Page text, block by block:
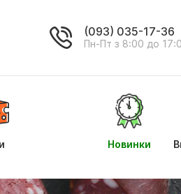
(093) 035-17-36
Пн-Пт з 8:00 до
Новинки